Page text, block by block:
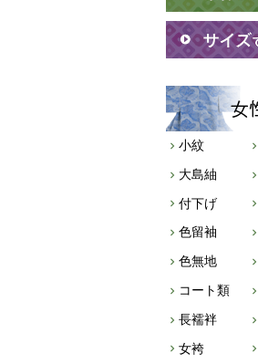
小紋
大島紬
付下げ
色留袖
色無地
コート類
長襦袢
女袴